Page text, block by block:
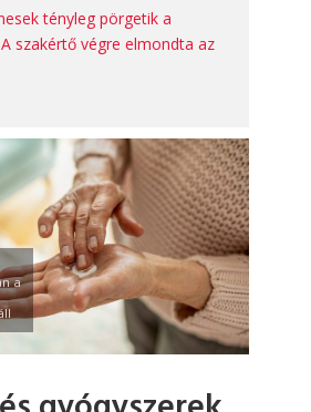
tényleg pörgetik a
szakértő végre elmondta az
a